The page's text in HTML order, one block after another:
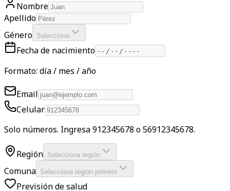
Nombre
Apellido
Género Selecciona
Fecha de nacimiento
Formato: día / mes / año
Email
Celular
Solo números. Ingresa 912345678 o 56912345678.
Región Selecciona región
Comuna Selecciona región primero
Previsión de salud